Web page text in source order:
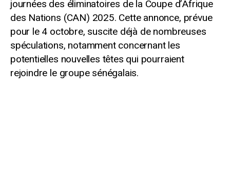
journées des éliminatoires de la Coupe d’Afrique
des Nations (CAN) 2025. Cette annonce, prévue
pour le 4 octobre, suscite déjà de nombreuses
spéculations, notamment concernant les
potentielles nouvelles têtes qui pourraient
rejoindre le groupe sénégalais.